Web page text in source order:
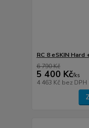
RC 8 eSKIN
6 790 Kč
5 400 Kč/ks
4 463 Kč bez DPH